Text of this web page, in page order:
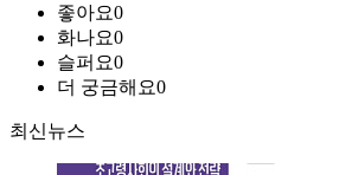
좋아요0
화나요0
슬퍼요0
더 궁금해요0
최신뉴스